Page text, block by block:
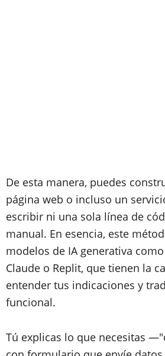
De esta manera, puedes
página web o incluso un
escribir ni una sola línea de
manual. En esencia, este
modelos de IA generativa como
Claude o Replit, que tienen la
entender tus indicaciones y
funcional.
Tú explicas lo que necesitas